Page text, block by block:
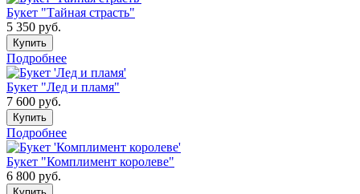
Букет "Тайная страсть"
5 350 руб.
Купить
Подробнее
Букет "Лед и пламя"
7 600 руб.
Купить
Подробнее
Букет "Комплимент королеве"
6 800 руб.